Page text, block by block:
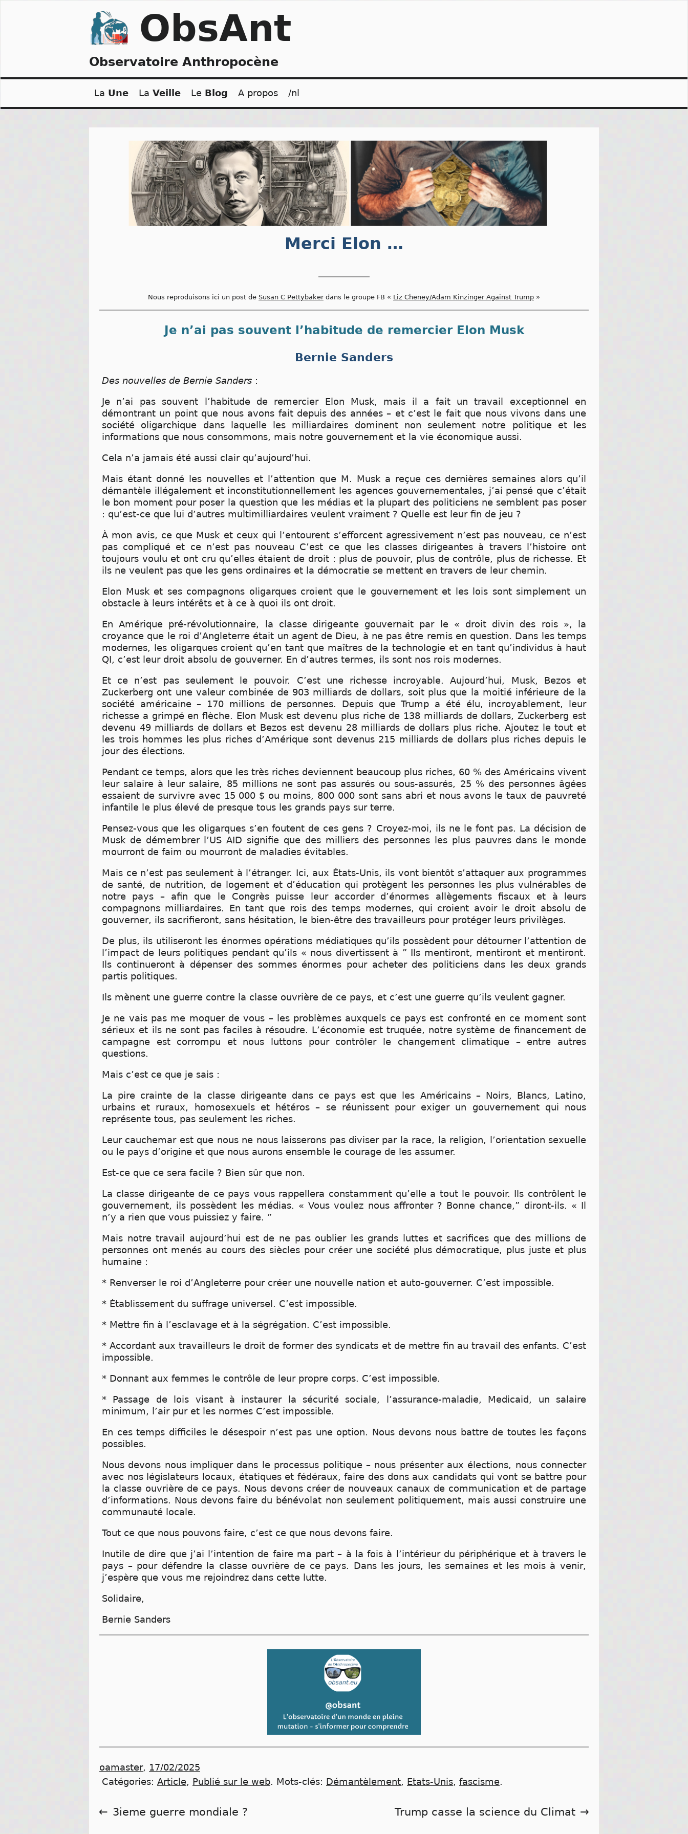
ObsAnt
Observatoire Anthropocène
La Une La Veille Le Blog A propos /nl
Merci Elon …
Nous reproduisons ici un post de Susan C Pettybakerdans le groupe FB « Liz Cheney/Adam Kinzinger Against Trump »
Je n’ai pas souvent l’habitude de remercier Elon Musk
Bernie Sanders
Des nouvelles de Bernie Sanders :
Je n’ai pas souvent l’habitude de remercier Elon Musk, mais il a fait un travail exceptionnel en
démontrant un point que nous avons fait depuis des années – et c’est le fait que nous vivons dans une
société oligarchique dans laquelle les milliardaires dominent non seulement notre politique et les
informations que nous consommons, mais notre gouvernement et la vie économique aussi.
Cela n’a jamais été aussi clair qu’aujourd’hui.
Mais étant donné les nouvelles et l’attention que M. Musk a reçue ces dernières semaines alors qu’il
démantèle illégalement et inconstitutionnellement les agences gouvernementales, j’ai pensé que c’était
le bon moment pour poser la question que les médias et la plupart des politiciens ne semblent pas poser
: qu’est-ce que lui d’autres multimilliardaires veulent vraiment ? Quelle est leur fin de jeu ?
À mon avis, ce que Musk et ceux qui l’entourent s’efforcent agressivement n’est pas nouveau, ce n’est
pas compliqué et ce n’est pas nouveau C’est ce que les classes dirigeantes à travers l’histoire ont
toujours voulu et ont cru qu’elles étaient de droit : plus de pouvoir, plus de contrôle, plus de richesse. Et
ils ne veulent pas que les gens ordinaires et la démocratie se mettent en travers de leur chemin.
Elon Musk et ses compagnons oligarques croient que le gouvernement et les lois sont simplement un
obstacle à leurs intérêts et à ce à quoi ils ont droit.
En Amérique pré-révolutionnaire, la classe dirigeante gouvernait par le « droit divin des rois », la
croyance que le roi d’Angleterre était un agent de Dieu, à ne pas être remis en question. Dans les temps
modernes, les oligarques croient qu’en tant que maîtres de la technologie et en tant qu’individus à haut
QI, c’est leur droit absolu de gouverner. En d’autres termes, ils sont nos rois modernes.
Et ce n’est pas seulement le pouvoir. C’est une richesse incroyable. Aujourd’hui, Musk, Bezos et
Zuckerberg ont une valeur combinée de 903 milliards de dollars, soit plus que la moitié inférieure de la
société américaine – 170 millions de personnes. Depuis que Trump a été élu, incroyablement, leur
richesse a grimpé en flèche. Elon Musk est devenu plus riche de 138 milliards de dollars, Zuckerberg est
devenu 49 milliards de dollars et Bezos est devenu 28 milliards de dollars plus riche. Ajoutez le tout et
les trois hommes les plus riches d’Amérique sont devenus 215 milliards de dollars plus riches depuis le
jour des élections.
Pendant ce temps, alors que les très riches deviennent beaucoup plus riches, 60 % des Américains vivent
leur salaire à leur salaire, 85 millions ne sont pas assurés ou sous-assurés, 25 % des personnes âgées
essaient de survivre avec 15 000 $ ou moins, 800 000 sont sans abri et nous avons le taux de pauvreté
infantile le plus élevé de presque tous les grands pays sur terre.
Pensez-vous que les oligarques s’en foutent de ces gens ? Croyez-moi, ils ne le font pas. La décision de
Musk de démembrer l’US AID signifie que des milliers des personnes les plus pauvres dans le monde
mourront de faim ou mourront de maladies évitables.
Mais ce n’est pas seulement à l’étranger. Ici, aux États-Unis, ils vont bientôt s’attaquer aux programmes
de santé, de nutrition, de logement et d’éducation qui protègent les personnes les plus vulnérables de
notre pays – afin que le Congrès puisse leur accorder d’énormes allègements fiscaux et à leurs
compagnons milliardaires. En tant que rois des temps modernes, qui croient avoir le droit absolu de
gouverner, ils sacrifieront, sans hésitation, le bien-être des travailleurs pour protéger leurs privilèges.
De plus, ils utiliseront les énormes opérations médiatiques qu’ils possèdent pour détourner l’attention de
l’impact de leurs politiques pendant qu’ils « nous divertissent à ” Ils mentiront, mentiront et mentiront.
Ils continueront à dépenser des sommes énormes pour acheter des politiciens dans les deux grands
partis politiques.
Ils mènent une guerre contre la classe ouvrière de ce pays, et c’est une guerre qu’ils veulent gagner.
Je ne vais pas me moquer de vous – les problèmes auxquels ce pays est confronté en ce moment sont
sérieux et ils ne sont pas faciles à résoudre. L’économie est truquée, notre système de financement de
campagne est corrompu et nous luttons pour contrôler le changement climatique – entre autres
questions.
Mais c’est ce que je sais :
La pire crainte de la classe dirigeante dans ce pays est que les Américains – Noirs, Blancs, Latino,
urbains et ruraux, homosexuels et hétéros – se réunissent pour exiger un gouvernement qui nous
représente tous, pas seulement les riches.
Leur cauchemar est que nous ne nous laisserons pas diviser par la race, la religion, l’orientation sexuelle
ou le pays d’origine et que nous aurons ensemble le courage de les assumer.
Est-ce que ce sera facile ? Bien sûr que non.
La classe dirigeante de ce pays vous rappellera constamment qu’elle a tout le pouvoir. Ils contrôlent le
gouvernement, ils possèdent les médias. « Vous voulez nous affronter ? Bonne chance,” diront-ils. « Il
n’y a rien que vous puissiez y faire. ”
Mais notre travail aujourd’hui est de ne pas oublier les grands luttes et sacrifices que des millions de
personnes ont menés au cours des siècles pour créer une société plus démocratique, plus juste et plus
humaine :
* Renverser le roi d’Angleterre pour créer une nouvelle nation et auto-gouverner. C’est impossible.
* Établissement du suffrage universel. C’est impossible.
* Mettre fin à l’esclavage et à la ségrégation. C’est impossible.
* Accordant aux travailleurs le droit de former des syndicats et de mettre fin au travail des enfants. C’est
impossible.
* Donnant aux femmes le contrôle de leur propre corps. C’est impossible.
* Passage de lois visant à instaurer la sécurité sociale, l’assurance-maladie, Medicaid, un salaire
minimum, l’air pur et les normes C’est impossible.
En ces temps difficiles le désespoir n’est pas une option. Nous devons nous battre de toutes les façons
possibles.
Nous devons nous impliquer dans le processus politique – nous présenter aux élections, nous connecter
avec nos législateurs locaux, étatiques et fédéraux, faire des dons aux candidats qui vont se battre pour
la classe ouvrière de ce pays. Nous devons créer de nouveaux canaux de communication et de partage
d’informations. Nous devons faire du bénévolat non seulement politiquement, mais aussi construire une
communauté locale.
Tout ce que nous pouvons faire, c’est ce que nous devons faire.
Inutile de dire que j’ai l’intention de faire ma part – à la fois à l’intérieur du périphérique et à travers le
pays – pour défendre la classe ouvrière de ce pays. Dans les jours, les semaines et les mois à venir,
j’espère que vous me rejoindrez dans cette lutte.
Solidaire,
Bernie Sanders
oamaster, 17/02/2025
Catégories: Article, Publié sur le web. Mots-clés: Démantèlement, Etats-Unis, fascisme.
Navigation
3ieme guerre mondiale ? Trump casse la science du Climat